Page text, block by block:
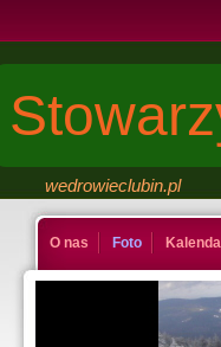
O nas Foto
Księga
wedrowieclubin.pl